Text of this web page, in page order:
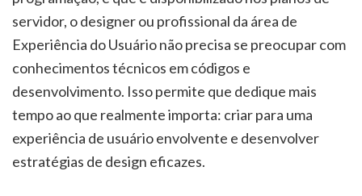
servidor, o designer ou profissional da área de
Experiência do Usuário não precisa se preocupar com
conhecimentos técnicos em códigos e
desenvolvimento. Isso permite que dedique mais
tempo ao que realmente importa: criar para uma
experiência de usuário envolvente e desenvolver
estratégias de design eficazes.